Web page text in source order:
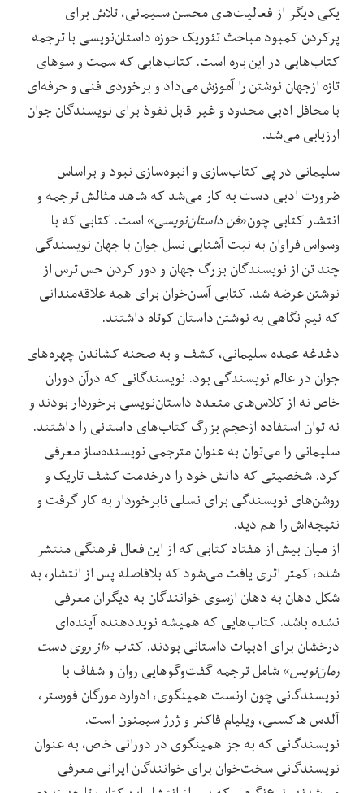
یکی دیگر از فعالیت‌‌های محسن سلیمانی، تلاش برای
پرکردن کمبود مباحث تئوریک حوزه داستان‌نویسی با ترجمه
کتاب‌هایی در این باره است. کتاب‌هایی که سمت و سو‌های
تازه‌ ازجهان نوشتن را آموزش می‌‌داد و‌ برخوردی فنی و حرفه‌ای
با محافل ادبی محدود و غیر قابل نفوذ برای نویسندگان جوان
ارزیابی می‌شد.
سلیمانی در پی کتاب‌سازی و انبوه‌سازی نبود و براساس
ضرورت ادبی دست‌ به کار می‌شد که شاهد مثالش ترجمه و
انتشار کتابی چون«فن داستان‌نویسی» است. کتابی که با
وسواس فراوان به نیت آشنایی نسل جوان با جهان نویسندگی
چند تن از نویسندگان بزرگ جهان و دور کردن حس ترس از
نوشتن عرضه شد. کتابی آسان‌خوان برای همه علاقه‌مندانی
که نیم نگاهی به نوشتن داستان کوتاه داشتند.
دغدغه عمده سلیمانی، کشف و به صحنه کشاندن چهره‌های
جوان در عالم نویسندگی بود. نویسندگانی که درآن دوران
خاص نه از کلاس‌های متعدد داستان‌نویسی برخوردار بودند و
نه توان استفاده ازحجم بزرگ کتاب‌های داستانی را داشتند.
سلیمانی را می‌توان به عنوان مترجمی نویسنده‌ساز معرفی
کرد. شخصیتی که دانش خود را درخدمت کشف تاریک و
روشن‌های‌ نویسندگی برای نسلی نابرخوردار به کار گرفت و
نتیجه‌اش را هم دید.
از میان بیش از هفتاد کتابی که از این فعال فرهنگی منتشر
شده، کمتر اثری یافت می‌شود که بلافاصله پس از انتشار، به
شکل دهان به دهان ازسوی خوانندگان به دیگران معرفی
نشده باشد. کتاب‌هایی که همیشه نوید‌دهنده آینده‌ای
درخشان برای ادبیات داستانی بودند. کتاب «از روی دست
رمان‌نویس» شامل ترجمه گفت‌وگوهایی روان و شفاف با
نویسندگانی چون ارنست همینگوی، ادوارد مورگان فورستر،
آلدس هاکسلی، ویلیام فاکنر و ژرژ سیمنون است.
نویسند‌گانی که به جز همینگوی در دورانی خاص، به عنوان
نویسندگانی سخت‌خوان برای خوانندگان ایرانی معرفی